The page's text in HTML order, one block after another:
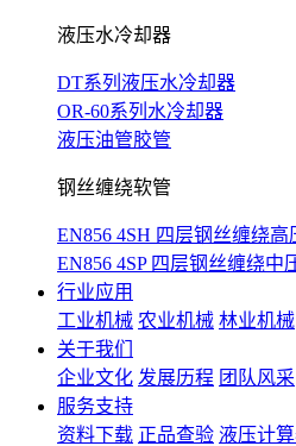
液压水冷却器
DT系列液压水冷却器
OR-60系列水冷却器
液压油管胶管
钢丝缠绕软管
EN856 4SH 四层钢丝缠绕高
EN856 4SP 四层钢丝缠绕中
行业应用
工业机械 农业机械 林业机械
关于我们
企业文化 发展历程 团队风采
服务支持
资料下载 正品查验 液压计